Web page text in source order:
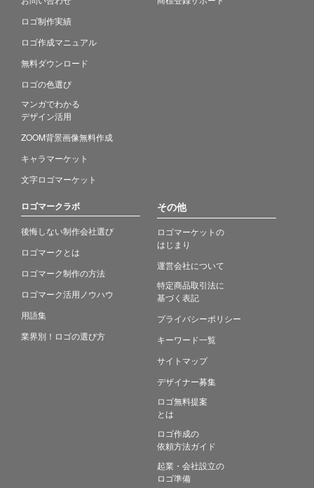
ロゴ制作実績
ロゴ作成マニュアル
無料ダウンロード
ロゴの色選び
マンガでわかる
デザイン活用
ZOOM背景画像無料作成
キャラマーケット
文字ロゴマーケット
ロゴマークラボ
後悔しない制作会社選び
ロゴマークとは
ロゴマーク制作の方法
ロゴマーク活用ノウハウ
用語集
業界別！ロゴの選び方
その他
ロゴマーケットの
はじまり
運営会社について
特定商品取引法に
基づく表記
プライバシーポリシー
キーワード一覧
サイトマップ
デザイナー募集
ロゴ無料提案
とは
ロゴ作成の
依頼方法ガイド
起業・会社設立の
ロゴ準備